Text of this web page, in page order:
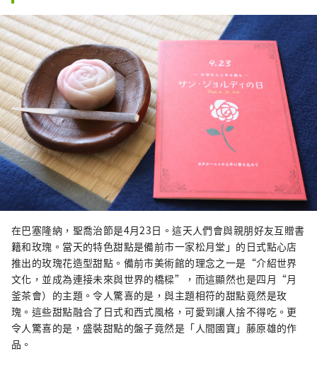
在巴塞隆納，聖喬治節是4月23日。這天人們會與親朋好友互贈書
籍和玫瑰。當天的特色甜點是備前市一家松月堂」的日式點心店
推出的玫瑰花造型甜點。備前市美術館的理念之一是“介紹世界
文化，並成為連接未來與世界的橋樑”，而這顯然也是四月“月
釜茶會）的主題。令人驚喜的是，與主題相符的甜點竟然是玫
瑰。這些甜點融合了日式和西式風格，可愛到讓人捨不得吃。更
令人驚喜的是，盛裝甜點的盤子竟然是「人間國寶」藤原雄的作
品。